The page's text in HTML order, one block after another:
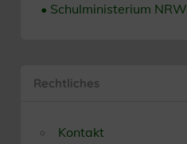
• Schulministerium NRW
Rechtliches
Kontakt